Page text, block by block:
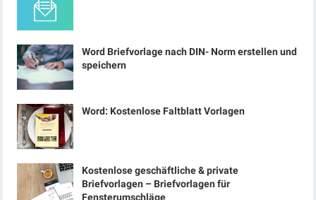
Word Briefvorlage nach DIN- Norm erstellen und
speichern
Word: Kostenlose Faltblatt Vorlagen
Kostenlose geschäftliche & private
Briefvorlagen – Briefvorlagen für
Fensterumschläge